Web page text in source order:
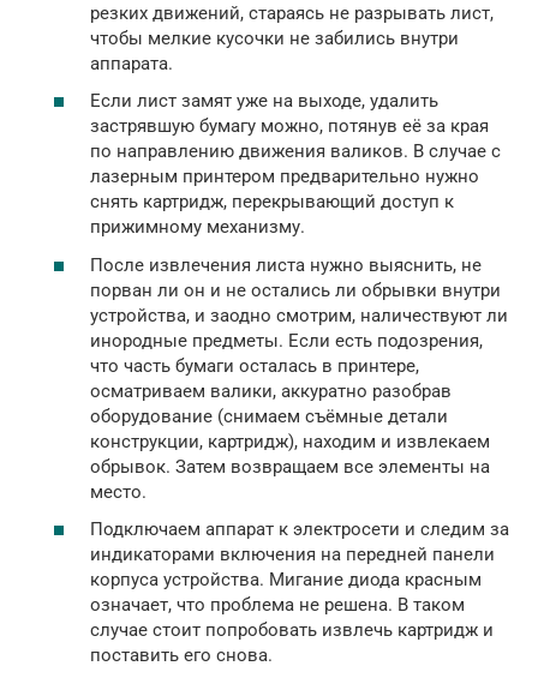
резких движений, стараясь не разрывать лист,
чтобы мелкие кусочки не забились внутри
аппарата.
Если лист замят уже на выходе, удалить
застрявшую бумагу можно, потянув её за края
по направлению движения валиков. В случае с
лазерным принтером предварительно нужно
снять картридж, перекрывающий доступ к
прижимному механизму.
После извлечения листа нужно выяснить, не
порван ли он и не остались ли обрывки внутри
устройства, и заодно смотрим, наличествуют ли
инородные предметы. Если есть подозрения,
что часть бумаги осталась в принтере,
осматриваем валики, аккуратно разобрав
оборудование (снимаем съёмные детали
конструкции, картридж), находим и извлекаем
обрывок. Затем возвращаем все элементы на
место.
Подключаем аппарат к электросети и следим за
индикаторами включения на передней панели
корпуса устройства. Мигание диода красным
означает, что проблема не решена. В таком
случае стоит попробовать извлечь картридж и
поставить его снова.